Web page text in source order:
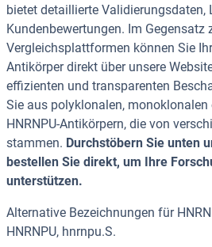
bietet detaillierte Validierungsdaten,
Kundenbewertungen. Im Gegensatz
Vergleichsplattformen können Sie
Antikörper direkt über unsere
effizienten und transparenten
Sie aus polyklonalen,
HNRNPU-Antikörpern, die von
stammen. Durchstöbern Sie unten
bestellen Sie direkt, um Ihre
unterstützen.
Alternative Bezeichnungen für
HNRNPU, hnrnpu.S.